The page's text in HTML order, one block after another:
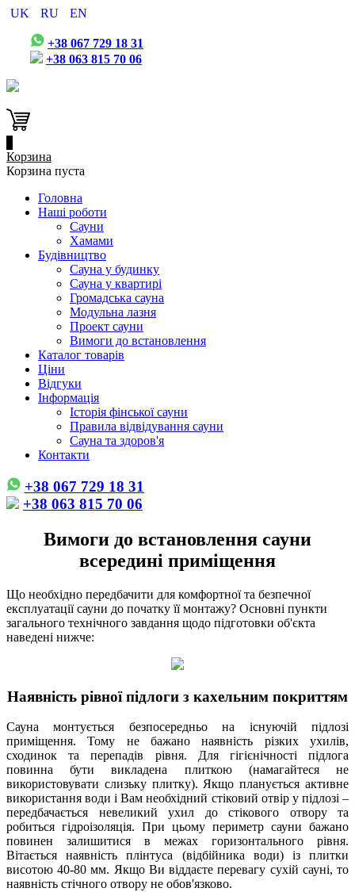
UK RU EN
+38 067 729 18 31
+38 063 815 70 06
Корзина
Корзина пуста
Головна
Наші роботи
Сауни
Хамами
Будівництво
Сауна у будинку
Сауна у квартирі
Громадська сауна
Модульна лазня
Проект сауни
Вимоги до встановлення
Каталог товарів
Ціни
Відгуки
Інформація
Історія фінської сауни
Правила відвідування сауни
Сауна та здоров'я
Контакти
+38 067 729 18 31
+38 063 815 70 06
Вимоги до встановлення сауни
всередині приміщення
Що необхідно передбачити для комфортної та безпечної
експлуатації сауни до початку її монтажу? Основні пункти
загального технічного завдання щодо підготовки об'єкта
наведені нижче:
Наявність рівної підлоги з кахельним покриттям
Сауна монтується безпосередньо на існуючій підлозі
приміщення. Тому не бажано наявність різких ухилів,
сходинок та перепадів рівня. Для гігієнічності підлога
повинна бути викладена плиткою (намагайтеся не
використовувати слизьку плитку). Якщо планується активне
використання води і Вам необхідний стіковий отвір у підлозі –
передбачається невеликий ухил до стікового отвору та
робиться гідроізоляція. При цьому периметр сауни бажано
повинен залишитися в межах горизонтального рівня.
Вітається наявність плінтуса (відбійника води) із плитки
висотою 40-80 мм. Якщо Ви віддаєте перевагу сухій сауні, то
наявність стічного отвору не обов'язково.